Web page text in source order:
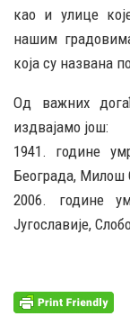
као и улице
нашим
која су названа
Од важних
издвајамо још:
1941. године
Београда, Милош
2006. године
Југославије,